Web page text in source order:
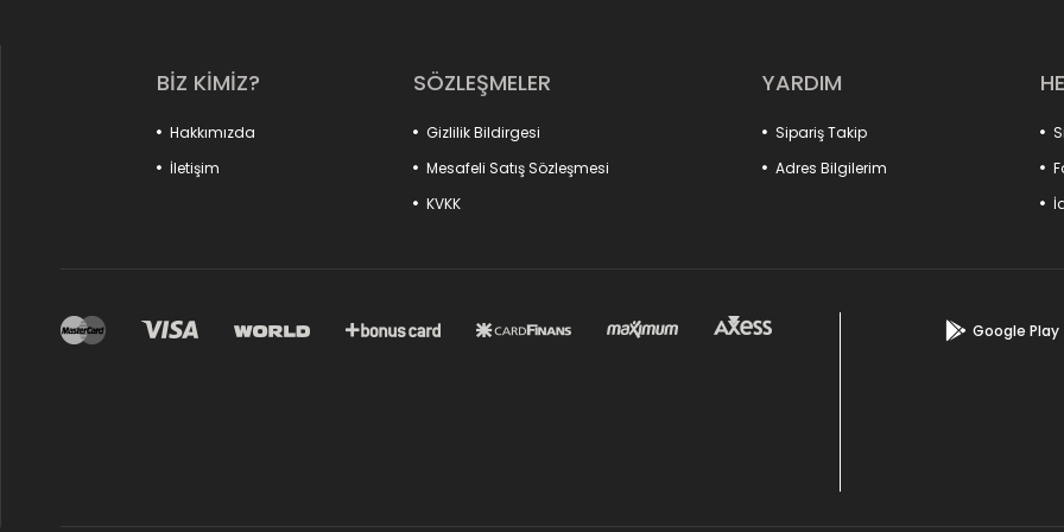
BİZ KİMİZ?
Hakkımızda
İletişim
SÖZLEŞMELER
Gizlilik Bildirgesi
Mesafeli Satış Sözleşmesi
KVKK
YARDIM
Sipariş Takip
Adres Bilgilerim
Google Play